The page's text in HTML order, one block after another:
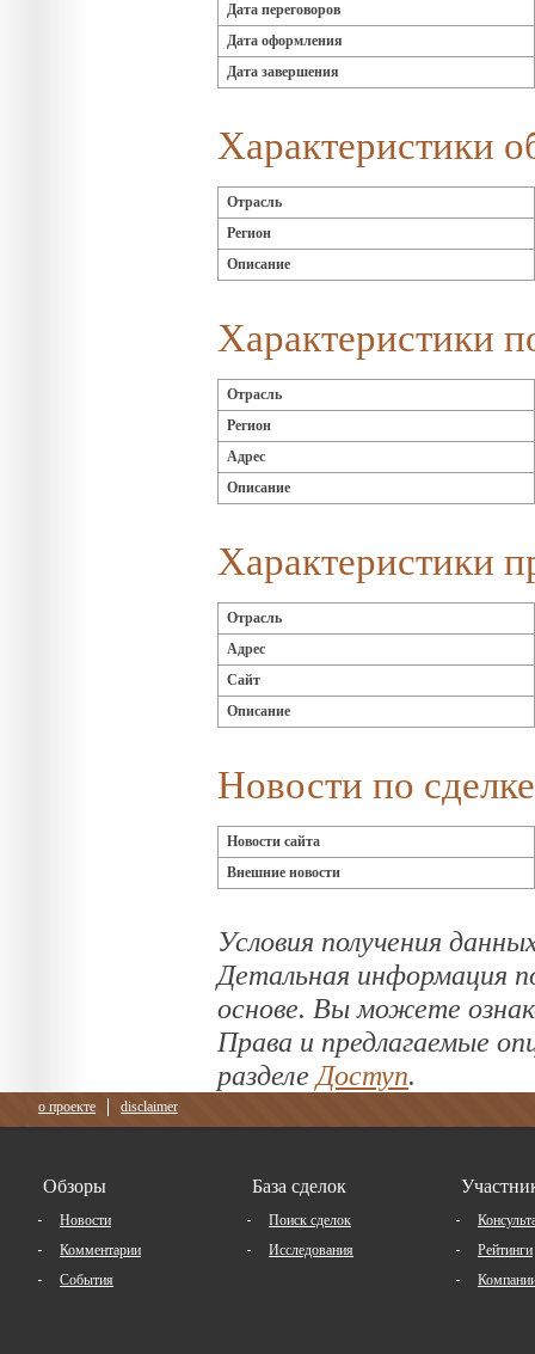
Дата переговоров
Дата оформления
Дата завершения
Характеристики
Отрасль
Регион
Описание
Характеристики
Отрасль
Регион
Адрес
Описание
Характеристики
Отрасль
Адрес
Сайт
Описание
Новости по сделке
Новости сайта
Внешние новости
Условия получения
Детальная информация
основе. Вы можете
Права и предлагаемые
разделе Доступ.
о проекте disclaimer
Обзоры
Новости
Комментарии
События
База сделок
Поиск сделок
Исследования
Рейтинги